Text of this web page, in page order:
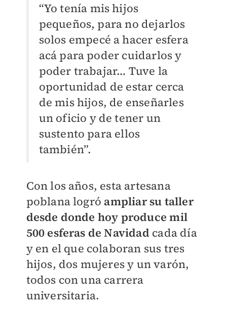
“Yo tenía mis hijos
pequeños, para no dejarlos
solos empecé a hacer esfera
acá para poder cuidarlos y
poder trabajar… Tuve la
oportunidad de estar cerca
de mis hijos, de enseñarles
un oficio y de tener un
sustento para ellos
también”.
Con los años, esta artesana
poblana logró ampliar su taller
desde donde hoy produce mil
500 esferas de Navidad cada día
y en el que colaboran sus tres
hijos, dos mujeres y un varón,
todos con una carrera
universitaria.